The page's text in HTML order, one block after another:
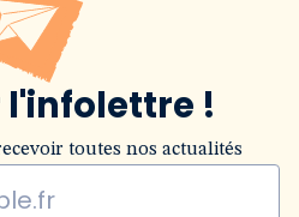
l'infolettre !
toutes nos actualités